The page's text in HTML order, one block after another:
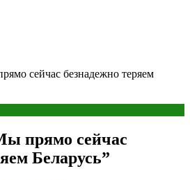
сейчас безнадежно теряем
прямо сейчас
Беларусь”